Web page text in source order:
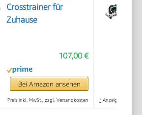
Crosstrainer für
Zuhause
107,00 €
Bei Amazon ansehen
Preis inkl. MwSt., zzgl. Versandkosten * Anzeige